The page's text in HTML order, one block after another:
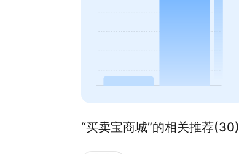
“买卖宝商城”的相关推荐(30)